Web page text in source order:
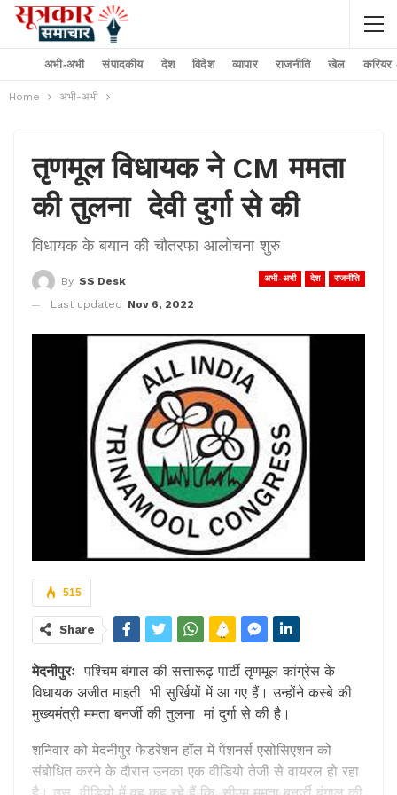
अभी-अभी संपादकीय देश विदेश व्यापार राजनीति खेल करियर
Home अभी-अभी
तृणमूल विधायक ने CM ममता
की तुलना देवी दुर्गा से की
विधायक के बयान की चौतरफा आलोचना शुरु
अभी-अभी देश राजनीति
By SS Desk
Last updated
Nov 6, 2022
515
Share
मेदनीपुरः पश्चिम बंगाल की सत्तारूढ़ पार्टी तृणमूल कांग्रेस के
विधायक अजीत माइती भी सुर्खियों में आ गए हैं। उन्होंने कस्बे की
मुख्यमंत्री ममता बनर्जी की तुलना मां दुर्गा से की है।
शनिवार को मेदनीपुर फेडरेशन हॉल में पेंशनर्स एसोसिएशन को
संबोधित करने के दौरान उनका एक वीडियो तेजी से वायरल हो रहा